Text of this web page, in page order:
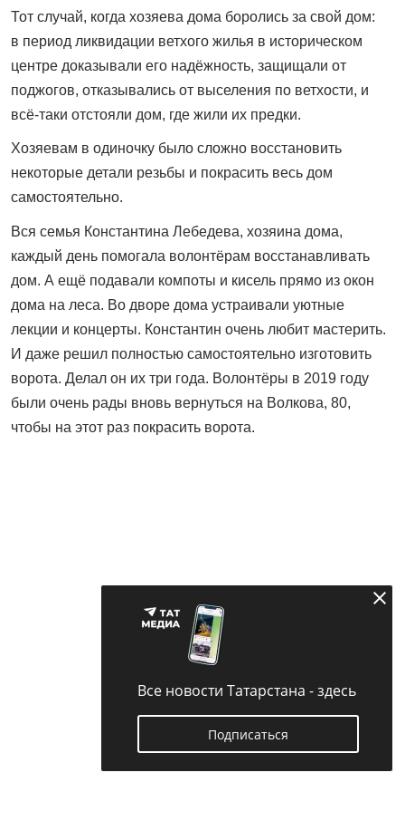
Тот случай, когда хозяева дома боролись за свой дом:
в период ликвидации ветхого жилья в историческом
центре доказывали его надёжность, защищали от
поджогов, отказывались от выселения по ветхости, и
всё‑таки отстояли дом, где жили их предки.
Хозяевам в одиночку было сложно восстановить
некоторые детали резьбы и покрасить весь дом
самостоятельно.
Вся семья Константина Лебедева, хозяина дома,
каждый день помогала волонтёрам восстанавливать
дом. А ещё подавали компоты и кисель прямо из окон
дома на леса. Во дворе дома устраивали уютные
лекции и концерты. Константин очень любит мастерить.
И даже решил полностью самостоятельно изготовить
ворота. Делал он их три года. Волонтёры в 2019 году
были очень рады вновь вернуться на Волкова, 80,
чтобы на этот раз покрасить ворота.
Все новости Татарстана - здесь
Подписаться